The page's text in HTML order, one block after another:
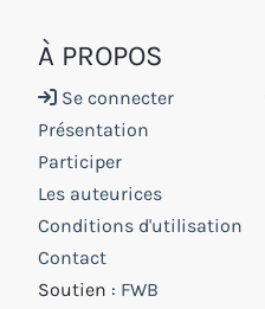
À PROPOS
Se connecter
Présentation
Participer
Les auteurices
Conditions d'utilisation
Contact
Soutien : FWB